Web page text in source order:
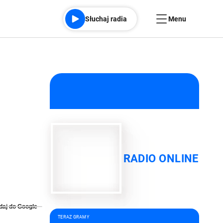
Słuchaj radia Menu
do Google
RADIO ONLINE
TERAZ GRAMY